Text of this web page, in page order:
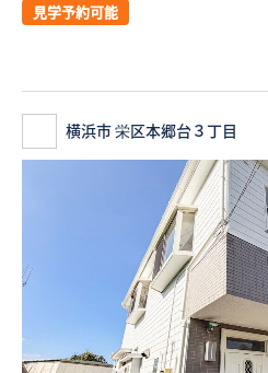
見学予約可能
横浜市 栄区本郷台３丁目